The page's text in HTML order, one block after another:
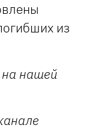
из
на нашей